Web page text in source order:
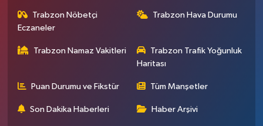
Trabzon Nöbetçi
Eczaneler
Trabzon Hava Durumu
Trabzon Namaz Vakitleri
Trabzon Trafik Yoğunluk
Haritası
Puan Durumu ve Fikstür Tüm Manşetler
Son Dakika Haberleri Haber Arşivi